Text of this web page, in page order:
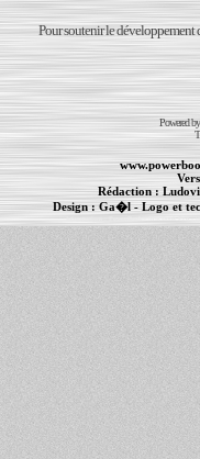
Pour soutenir le développement
Powered
Rédaction :
Design : Ga�l- Logo et
MacBook Pro -